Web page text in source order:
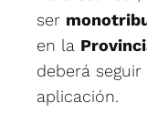
ser
en la
deberá
aplicación.